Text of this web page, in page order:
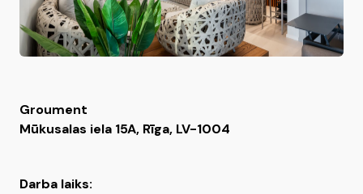
Groument
Mūkusalas iela 15A, Rīga, LV-1004
Darba laiks: